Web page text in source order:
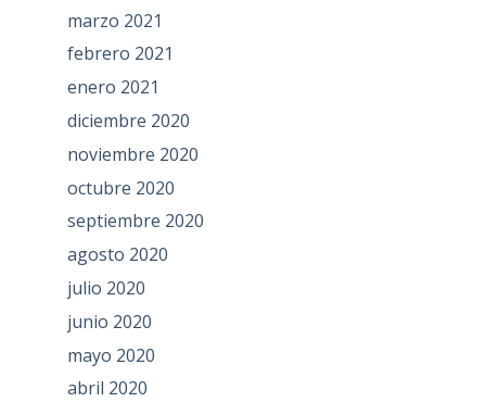
marzo 2021
febrero 2021
enero 2021
diciembre 2020
noviembre 2020
octubre 2020
septiembre 2020
agosto 2020
julio 2020
junio 2020
mayo 2020
abril 2020